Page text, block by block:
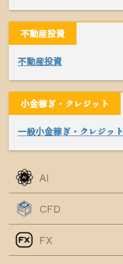
不動産投資
不動産投資
小金稼ぎ・クレジット
一般小金稼ぎ・クレジット
AI
CFD
FX